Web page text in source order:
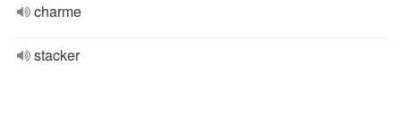
charme
stacker